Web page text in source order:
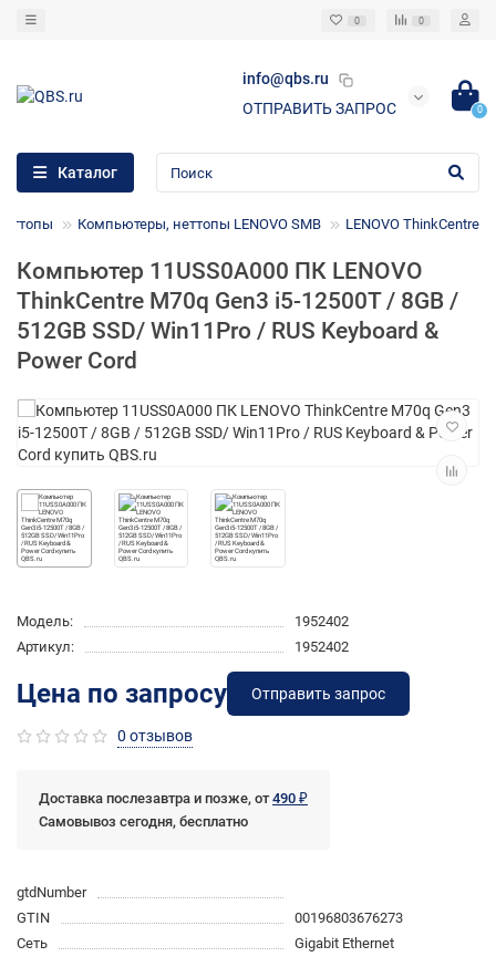
0 0
info@qbs.ru
ОТПРАВИТЬ ЗАПРОС
0
Каталог
Компьютеры, неттопы LENOVO SMB LENOVO ThinkCentre
Компьютер 11USS0A000 ПК LENOVO
ThinkCentre M70q Gen3 i5-12500T / 8GB /
512GB SSD/ Win11Pro / RUS Keyboard &
Power Cord
Модель:
1952402
Артикул:
1952402
Цена по запросу Отправить запрос
0 отзывов
Доставка послезавтра и позже, от490 ₽
Самовывоз сегодня, бесплатно
gtdNumber
GTIN
00196803676273
Сеть
Gigabit Ethernet